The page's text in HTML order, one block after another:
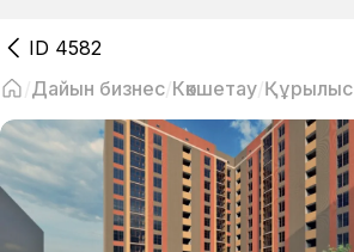
ID 4582
Дайын бизнес Көкшетау Құрылыс